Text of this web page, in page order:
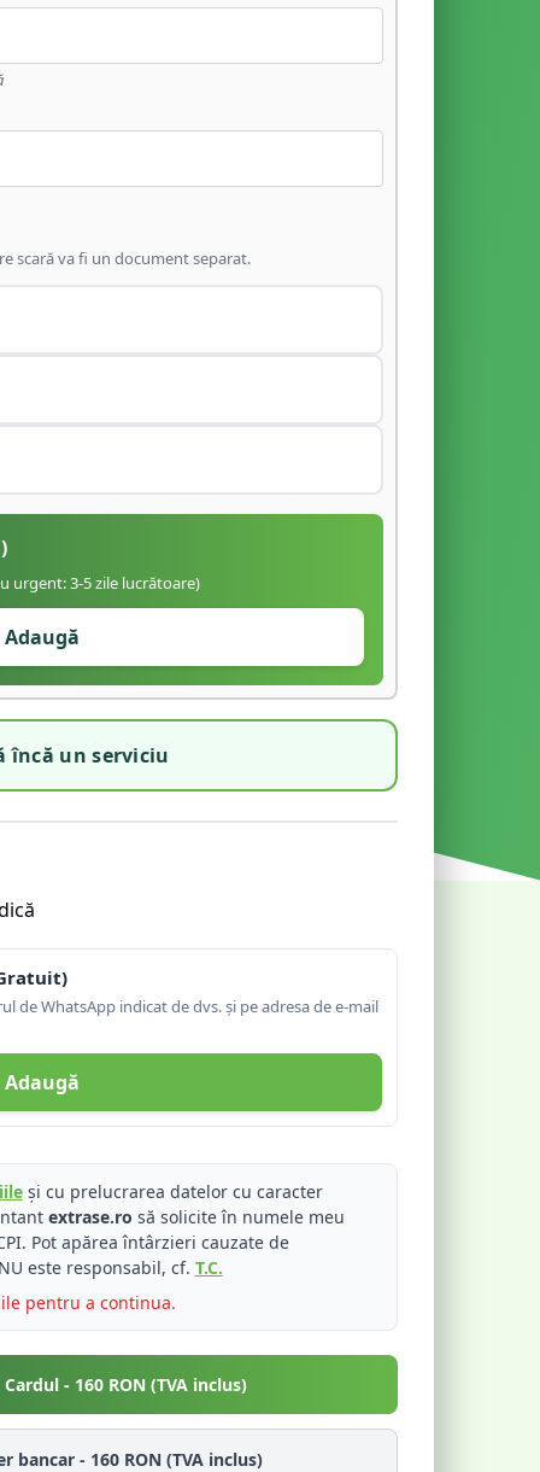
scară va fi un document separat.
urgent: 3-5 zile lucrătoare)
Adaugă
încă un serviciu
de WhatsApp indicat de dvs. și pe adresa de e-mail
Adaugă
și cu prelucrarea datelor cu caracter
extrase.ro să solicite în numele meu
Pot apărea întârzieri cauzate de
este responsabil, cf. T.C.
pentru a continua.
- 160 RON (TVA inclus)
bancar - 160 RON (TVA inclus)